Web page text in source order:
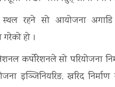
रहने सो आयोजना
गरेको हो ।
कर्पाेरेशनले सो परियोजना
इञ्जिनियरिङ, खरिद निर्माण